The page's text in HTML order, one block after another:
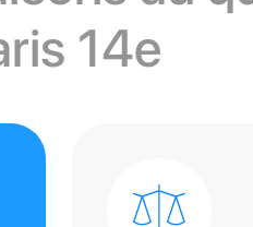
14e